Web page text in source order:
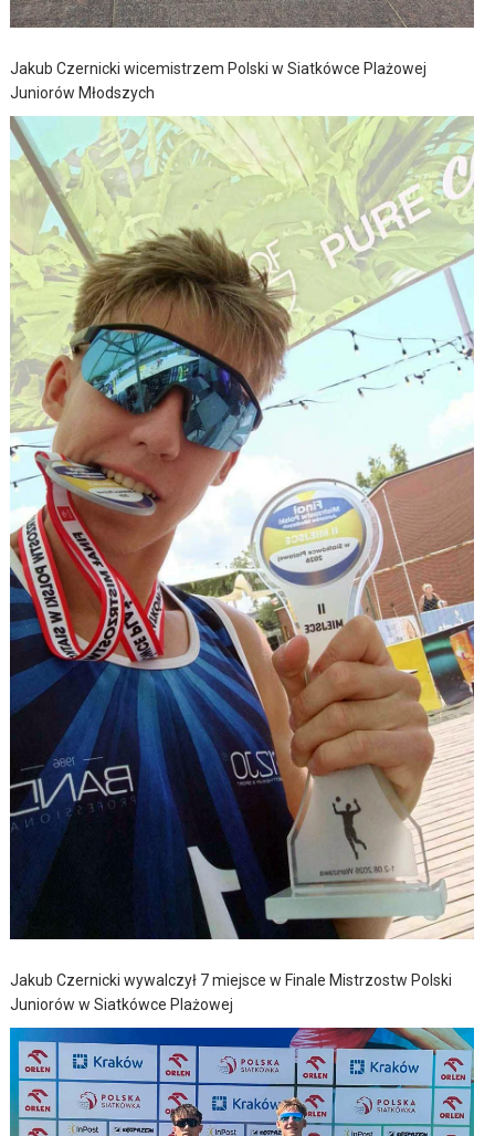
Jakub Czernicki wicemistrzem Polski w Siatkówce Plażowej
Juniorów Młodszych
Jakub Czernicki wywalczył 7 miejsce w Finale Mistrzostw Polski
Juniorów w Siatkówce Plażowej